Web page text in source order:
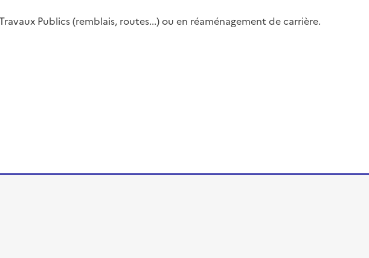
Publics (remblais, routes...) ou en réaménagement de carrière.